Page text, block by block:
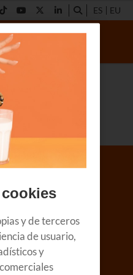
ES EU
126
124
y de terceros
de usuario,
y